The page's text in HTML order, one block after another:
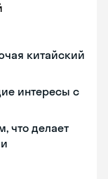
китайский
интересы с
что делает